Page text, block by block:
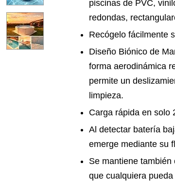
piscinas de PVC,
redondas,
Recógelo fácilmente
Diseño Biónico de
forma aerodinámica
permite un
limpieza.
Carga rápida en solo
Al detectar batería
emerge mediante su
Se mantiene
que cualquiera